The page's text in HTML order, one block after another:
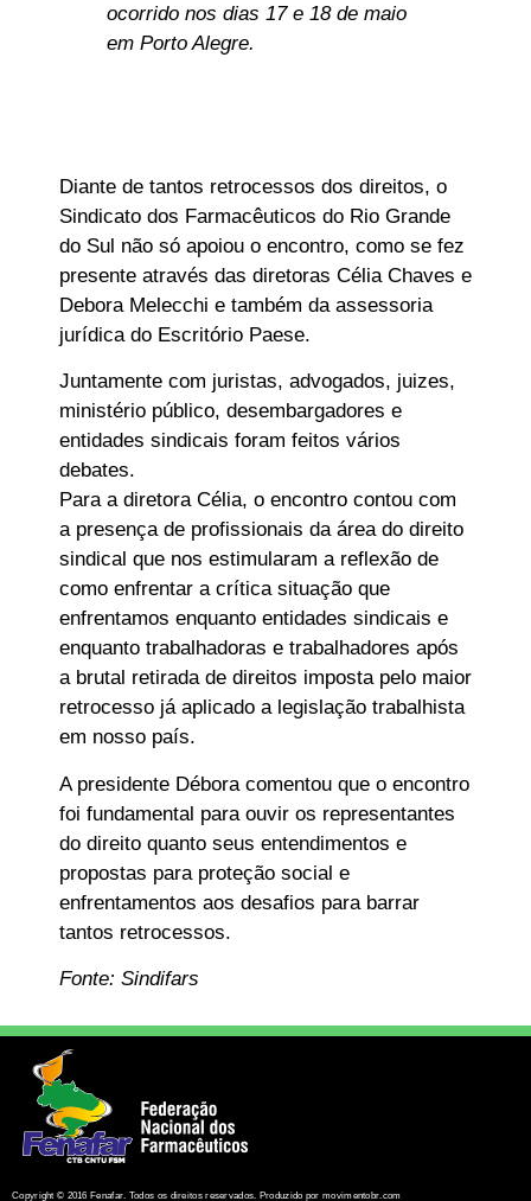
ocorrido nos dias 17 e 18 de maio
em Porto Alegre.
Diante de tantos retrocessos dos direitos, o
Sindicato dos Farmacêuticos do Rio Grande
do Sul não só apoiou o encontro, como se fez
presente através das diretoras Célia Chaves e
Debora Melecchi e também da assessoria
jurídica do Escritório Paese.
Juntamente com juristas, advogados, juizes,
ministério público, desembargadores e
entidades sindicais foram feitos vários
debates.
Para a diretora Célia, o encontro contou com
a presença de profissionais da área do direito
sindical que nos estimularam a reflexão de
como enfrentar a crítica situação que
enfrentamos enquanto entidades sindicais e
enquanto trabalhadoras e trabalhadores após
a brutal retirada de direitos imposta pelo maior
retrocesso já aplicado a legislação trabalhista
em nosso país.
A presidente Débora comentou que o encontro
foi fundamental para ouvir os representantes
do direito quanto seus entendimentos e
propostas para proteção social e
enfrentamentos aos desafios para barrar
tantos retrocessos.
Fonte: Sindifars
Copyright © 2016 Fenafar. Todos os direitos reservados. Produzido por movimentobr.com